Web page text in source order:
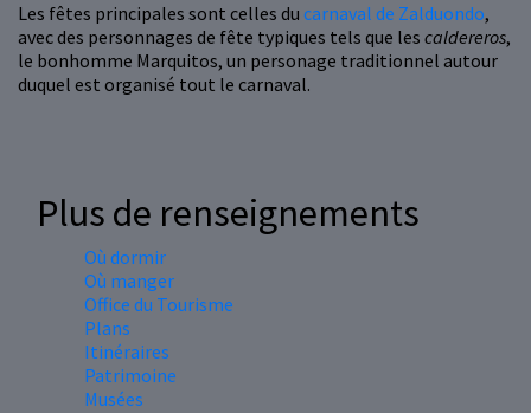
Les fêtes principales sont celles du carnaval de Zalduondo,
avec des personnages de fête typiques tels que les caldereros,
le bonhomme Marquitos, un personage traditionnel autour
duquel est organisé tout le carnaval.
Plus de renseignements
Où dormir
Où manger
Office du Tourisme
Plans
Itinéraires
Patrimoine
Musées